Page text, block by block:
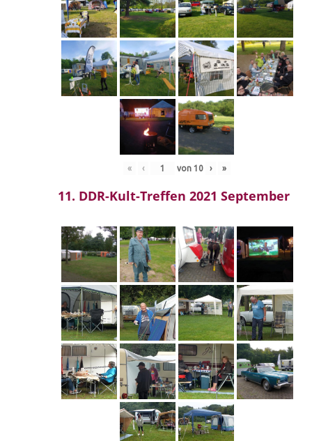
« ‹ von 10 › »
11. DDR-Kult-Treffen 2021 September